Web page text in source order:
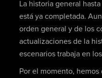
La historia general
está ya completada.
orden general y de los
actualizaciones de la
escenarios trabaja en
Por el momento,